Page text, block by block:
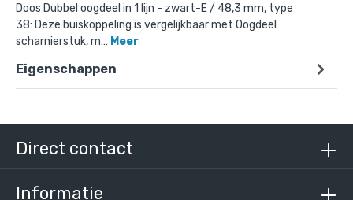
Doos Dubbel oogdeel in 1 lijn - zwart-E / 48,3 mm, type
38: Deze buiskoppeling is vergelijkbaar met Oogdeel
scharnierstuk, m… Meer
Eigenschappen
€ 17,95 excl. BTW
Direct contact
Informatie